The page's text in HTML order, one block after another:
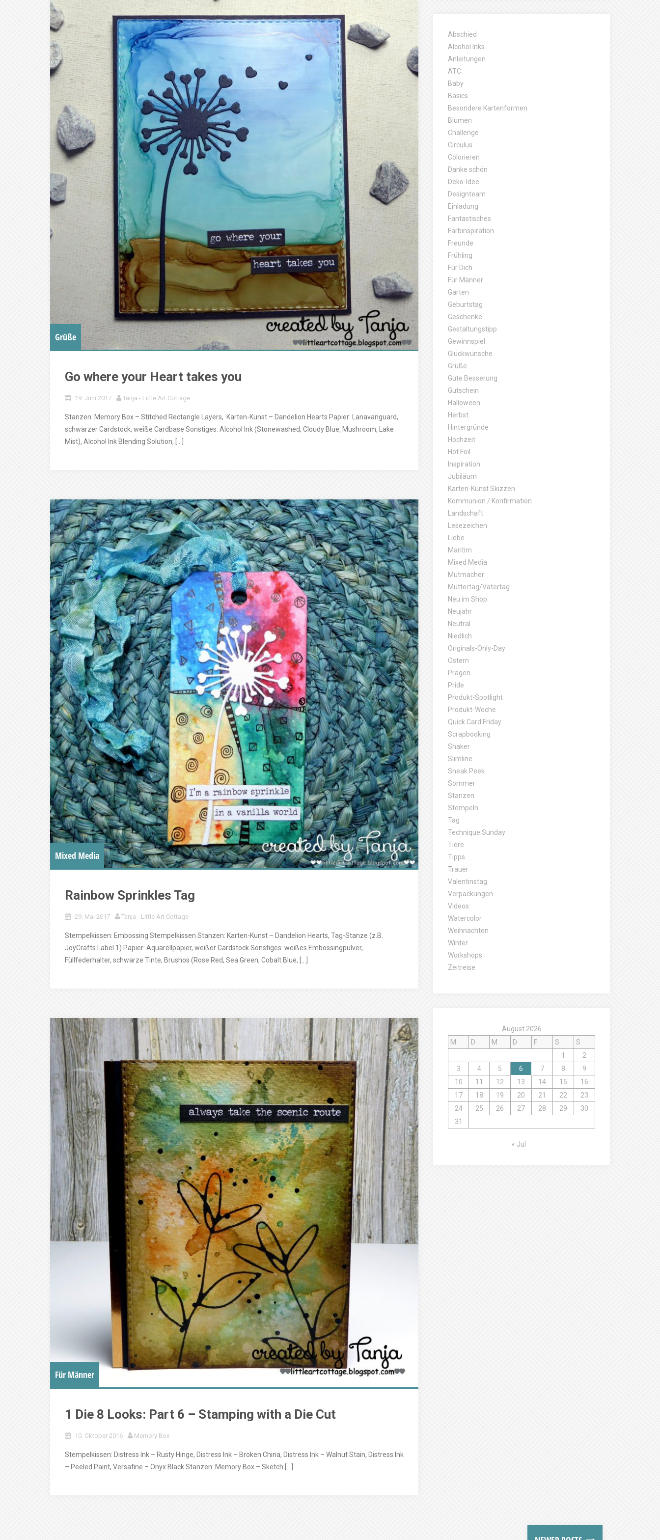
Grüße
Go where your Heart takes you
19. Juni 2017 Tanja - Little Art Cottage
Stanzen: Memory Box – Stitched Rectangle Layers, Karten-Kunst – Dandelion Hearts Papier: Lanavanguard,
schwarzer Cardstock, weiße Cardbase Sonstiges: Alcohol Ink (Stonewashed, Cloudy Blue, Mushroom, Lake
Mist), Alcohol Ink Blending Solution, […]
Mixed Media
Rainbow Sprinkles Tag
29. Mai 2017 Tanja - Little Art Cottage
Stempelkissen: Embossing Stempelkissen Stanzen: Karten-Kunst – Dandelion Hearts, Tag-Stanze (z.B.
JoyCrafts Label 1) Papier: Aquarellpapier, weißer Cardstock Sonstiges: weißes Embossingpulver,
Füllfederhalter, schwarze Tinte, Brushos (Rose Red, Sea Green, Cobalt Blue, […]
Für Männer
1 Die 8 Looks: Part 6 – Stamping with a Die Cut
10. Oktober 2016 Memory Box
Stempelkissen: Distress Ink – Rusty Hinge, Distress Ink – Broken China, Distress Ink – Walnut Stain, Distress Ink
– Peeled Paint, Versafine – Onyx Black Stanzen: Memory Box – Sketch […]
Abschied
Alcohol Inks
Anleitungen
ATC
Baby
Basics
Besondere Kartenformen
Blumen
Challenge
Circulus
Colorieren
Danke schön
Deko-Idee
Designteam
Einladung
Fantastisches
Farbinspiration
Freunde
Frühling
Für Dich
Für Männer
Garten
Geburtstag
Geschenke
Gestaltungstipp
Gewinnspiel
Glückwünsche
Grüße
Gute Besserung
Gutschein
Halloween
Herbst
Hintergründe
Hochzeit
Hot Foil
Inspiration
Jubiläum
Karten-Kunst Skizzen
Kommunion / Konfirmation
Landschaft
Lesezeichen
Liebe
Maritim
Mixed Media
Mutmacher
Muttertag/Vatertag
Neu im Shop
Neujahr
Neutral
Niedlich
Originals-Only-Day
Ostern
Prägen
Pride
Produkt-Spotlight
Produkt-Woche
Quick Card Friday
Scrapbooking
Shaker
Slimline
Sneak Peek
Sommer
Stanzen
Stempeln
Tag
Technique Sunday
Tiere
Tipps
Trauer
Valentinstag
Verpackungen
Videos
Watercolor
Weihnachten
Winter
Workshops
Zeitreise
August 2026
M
D M D F S
S
1
2
3
4 5 6 7 8
9
10
11 12 13 14 15
16
17
18 19 20 21 22
23
24
25 26 27 28 29
30
31
« Jul